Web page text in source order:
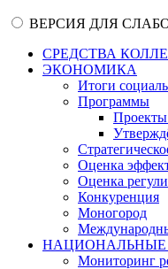
ВЕРСИЯ ДЛЯ
СРЕДСТВА
ЭКОНОМИКА
Итоги
Программы
Оценка
Оценка
Конкуренция
Моногород
НАЦИОНАЛЬНЫЕ
Мониторинг